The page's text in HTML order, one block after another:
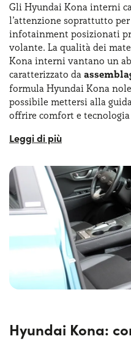
Gli Hyundai Kona interni
l’attenzione soprattutto
infotainment posizionati
volante. La qualità dei
Kona interni vantano un
caratterizzato da
formula Hyundai Kona
possibile mettersi alla
offrire comfort e tecnologia
L’abitacolo è curato nei
lunghi. A bordo abbiamo
con lo schermo dietro al
dedicato all’infotainment
Proprio al centro
touch di grandi
Auto e Apple CarPlay. In
un’interfaccia intuitiva che
navigazione,
quadrol’abbondanza di
posteriori, generoso peer
Hyundai Kona: